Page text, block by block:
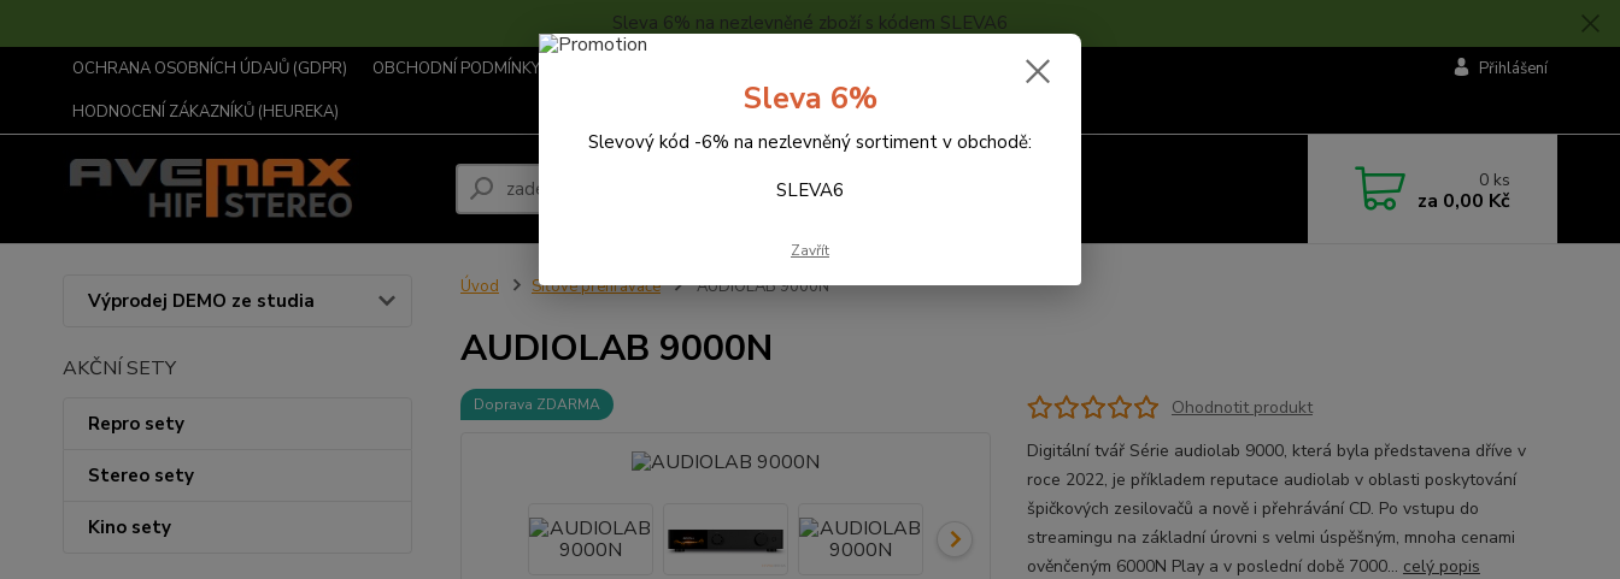
Sleva 6% na nezlevněné zboží s kódem SLEVA6
OCHRANA OSOBNÍCH ÚDAJŮ (GDPR) OBCHODNÍ PODMÍNKY ...
HODNOCENÍ ZÁKAZNÍKŮ (HEUREKA)
Přihlášení
Hledat 0 ks
za 0,00 Kč
Výprodej DEMO ze studia
AKČNÍ SETY
Repro sety
Stereo sety
Kino sety
Úvod Síťové přehrávače AUDIOLAB 9000N
AUDIOLAB 9000N
Doprava ZDARMA
Ohodnotit produkt
Digitální tvář Série audiolab 9000, která byla představena dříve v
roce 2022, je příkladem reputace audiolab v oblasti poskytování
špičkových zesilovačů a nově i přehrávání CD. Po vstupu do
streamingu na základní úrovni s velmi úspěšným, mnoha cenami
ověnčeným 6000N Play a v poslední době 7000... celý popis
Sleva 6%
Slevový kód -6% na nezlevněný sortiment v obchodě:
SLEVA6
Zavřít